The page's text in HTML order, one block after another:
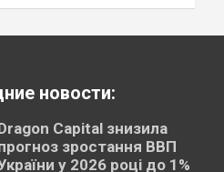
новости:
Capital знизила
зростання ВВП
у 2026 році до 1%